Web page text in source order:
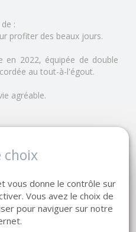
:
profiter des beaux jours.
en 2022, équipée de double
au tout-à-l'égout.
agréable.
auxquels ce bien est
choix
vous donne le contrôle sur
Vous avez le choix de
pour naviguer sur notre